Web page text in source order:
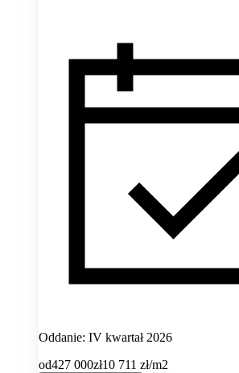
Oddanie: IV kwartał 2026
od427 000zł10 711 zł/m2